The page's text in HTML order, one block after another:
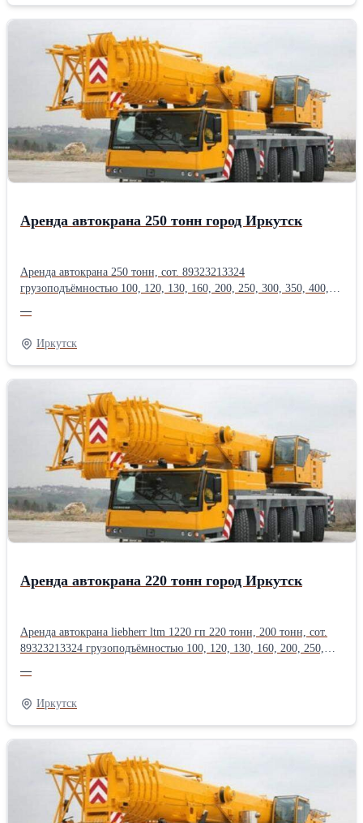
промышленности.Производитель: Liebherr
Аренда автокрана 250 тонн город Иркутск
Аренда автокрана 250 тонн, сот. 89323213324
грузоподъёмностью 100, 120, 130, 160, 200, 250, 300, 350, 400,
нефтегазовой, энергетической, химической, металлургической
промышленности.Производитель: Liebherr
—
Иркутск
Аренда автокрана 220 тонн город Иркутск
Аренда автокрана liebherr ltm 1220 гп 220 тонн, 200 тонн, сот.
89323213324 грузоподъёмностью 100, 120, 130, 160, 200, 250,
тяжеловесного оборудования в нефтегазовой, энергетической,
химической, металлургической
промышленности.Производитель: Liebherr
—
Иркутск